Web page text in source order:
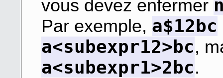
vous devez enfermer
Par exemple, a$12bc
a<subexpr12>bc,
a<subexpr1>2bc.